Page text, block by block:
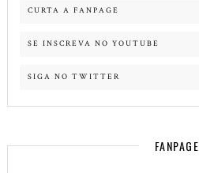
CURTA A FANPAGE
SE INSCREVA NO YOUTUBE
SIGA NO TWITTER
FANPAGE